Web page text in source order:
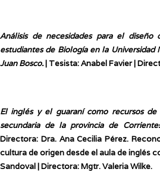
Análisis de necesidades para el
estudiantes de Biología en la Universidad
Juan Bosco.| Tesista: Anabel Favier|
El inglés y el guaraní como recursos de
secundaria de la provincia de
Directora: Dra. Ana Cecilia Pérez.
cultura de origen desde el aula de inglés
Sandoval | Directora: Mgtr. Valeria Wilke.